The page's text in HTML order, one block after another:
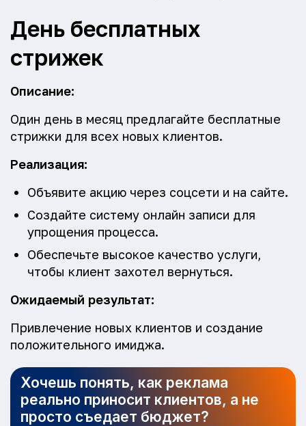
День бесплатных
стрижек
Описание:
Один день в месяц предлагайте бесплатные
стрижки для всех новых клиентов.
Реализация:
Объявите акцию через соцсети и на сайте.
Создайте систему онлайн записи для
упрощения процесса.
Обеспечьте высокое качество услуги,
чтобы клиент захотел вернуться.
Ожидаемый результат:
Привлечение новых клиентов и создание
положительного имиджа.
Хочешь понять, как реклама
реально приносит клиентов, а не
просто съедает бюджет?